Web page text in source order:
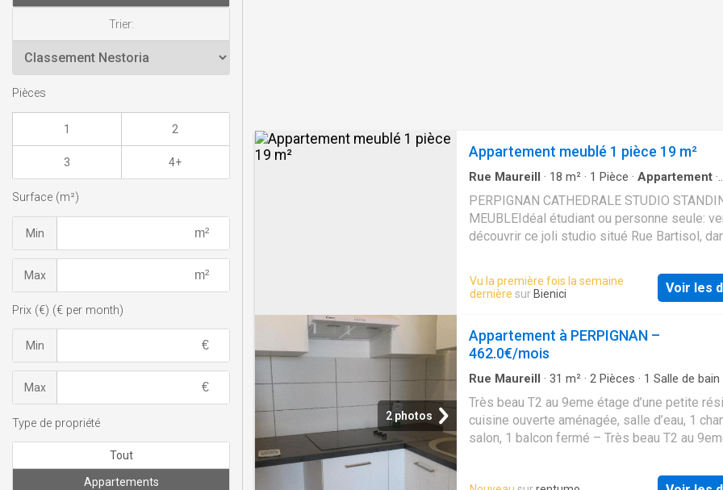
Appartement meublé 1 pièce 19 m²
Rue Maureill · 18 m² · 1 Pièce · Appartement ·
PERPIGNAN CATHEDRALE STUDIO
MEUBLEIdéal étudiant ou personne seule:
découvrir ce joli studio situé Rue Bartisol,
calme, au dernier étage de l'immeuble.Ce
original, a été réalisé 'sur mesure' par son
propriétaire, dans un esprit bateau fait de
dispose, pour plus de confort, d'un lave linge
climatisation réversible.Honoraires de 205,15
à la charge du locataire comprenant 55,95 €
pour l'état des lieux. Loyer de base 475.60 €/
Provision sur charges 50 €/mois,
annuelle. Dépôt de garantie 500 €. Classe
Classe climat A Montant estimé des
489.00 € et 661.00 € sur les années 2021,
Vu la première fois la semaine
dernière sur Bienici Voir les
2 photos
Appartement à PERPIGNAN –
462.0€/mois
Rue Maureill · 31 m² · 2 Pièces · 1 Salle de bain
Très beau T2 au 9eme étage d’une petite
cuisine ouverte aménagée, salle d’eau, 1
salon, 1 balcon fermé – Très beau T2 au
salle d’eau, 1 chambre, 1 salon, 1 balcon
Trier:
Pièces
1 2
3 4+
Surface (m²)
Min
Max
Prix (€) (€ per month)
Min
Max
Type de propriété
Tout
Appartements